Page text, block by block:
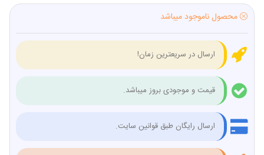
محصول ناموجود میباشد
ارسال در سریعترین زمان!
قیمت و موجودی بروز میباشد.
ارسال رایگان طبق قوانین سایت.